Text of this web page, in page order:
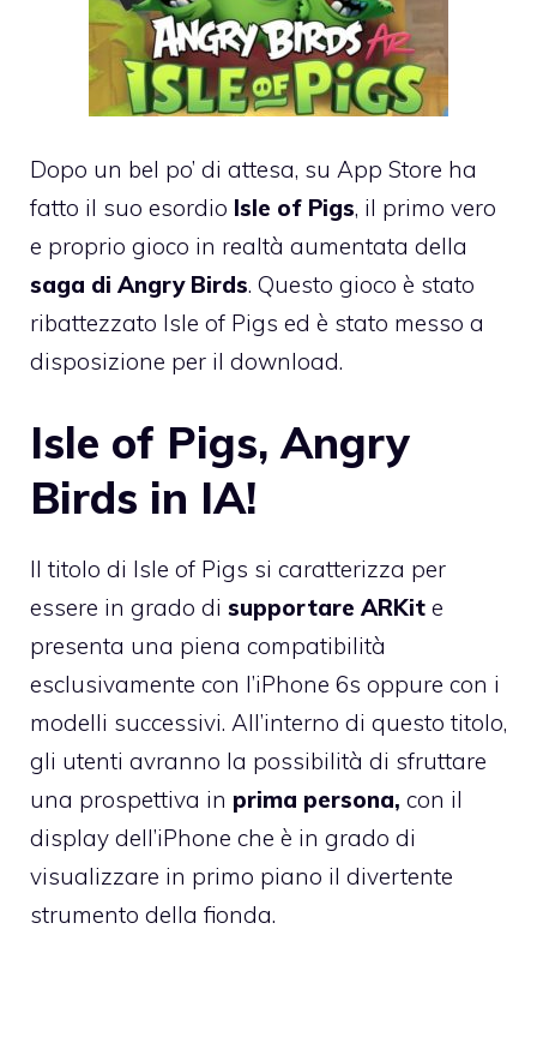
Dopo un bel po’ di attesa, su App Store ha
fatto il suo esordio Isle of Pigs, il primo vero
e proprio gioco in realtà aumentata della
saga di Angry Birds. Questo gioco è stato
ribattezzato Isle of Pigs ed è stato messo a
disposizione per il download.
Isle of Pigs, Angry
Birds in IA!
Il titolo di Isle of Pigs si caratterizza per
essere in grado di supportare ARKit e
presenta una piena compatibilità
esclusivamente con l’iPhone 6s oppure con i
modelli successivi. All’interno di questo titolo,
gli utenti avranno la possibilità di sfruttare
una prospettiva in prima persona, con il
display dell’iPhone che è in grado di
visualizzare in primo piano il divertente
strumento della fionda.